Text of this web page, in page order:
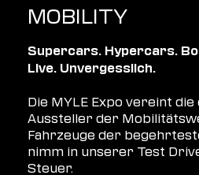
MOBILITY
Supercars. Hypercars.
Live. Unvergesslich.
Die MYLE Expo vereint
Aussteller der
Fahrzeuge der
nimm in unserer Test
Steuer.